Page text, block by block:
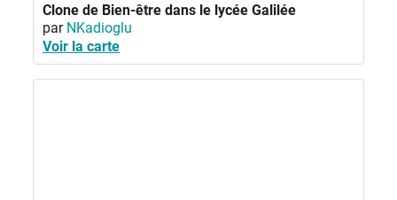
Clone de Bien-être dans le lycée Galilée
par NKadioglu
Voir la carte